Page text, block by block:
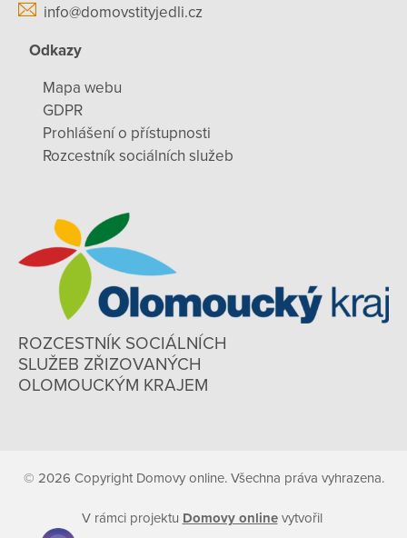
info@domovstityjedli.cz
Odkazy
Mapa webu
GDPR
Prohlášení o přístupnosti
Rozcestník sociálních služeb
ROZCESTNÍK SOCIÁLNÍCH
SLUŽEB ZŘIZOVANÝCH
OLOMOUCKÝM KRAJEM
© 2026 Copyright Domovy online. Všechna práva vyhrazena.
V rámci projektu Domovy onlinevytvořil